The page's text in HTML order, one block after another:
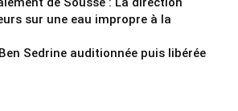
sur une eau impropre à la
Sedrine auditionnée puis libérée